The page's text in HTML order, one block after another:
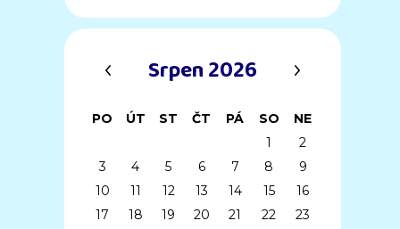
Srpen 2026
PO ÚT ST ČT PÁ SO
NE
1
2
3
4 5 6 7 8
9
10
11 12 13 14 15
16
17
18 19 20 21 22
23